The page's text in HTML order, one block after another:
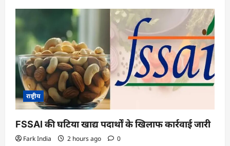
राष्ट्रीय
FSSAI की घटिया खाद्य पदार्थों के खिलाफ कार्रवाई जारी
Fark India 2 hours ago 0